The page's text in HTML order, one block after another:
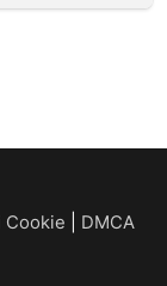
Cookie
DMCA